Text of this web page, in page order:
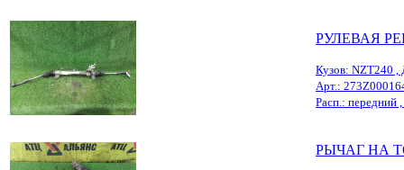
РУЛЕВАЯ
Кузов: NZT240 ,
Арт.:
Расп.: передний ,
РЫЧАГ НА